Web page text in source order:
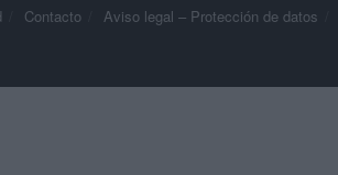
Contacto Aviso legal – Protección de datos